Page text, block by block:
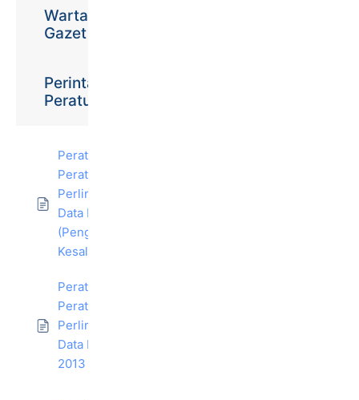
Warta/
Gazet
Perintah/
Peraturan
Peraturan-
Peraturan
Perlindungan
Data Peribadi
(Pengkompaunan
Kesalahan) 2016
Peraturan -
Peraturan
Perlindungan
Data Peribadi
2013